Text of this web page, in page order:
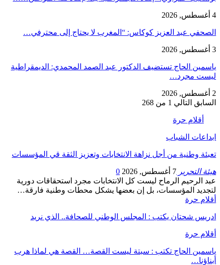
4 أغسطس, 2026
الصحفي عبد العزيز كوكاس: “المغرب لا يحتاج إلى محترفي…
3 أغسطس, 2026
ياسمين الحاج تستضيف الدكتور عبد الصمد المحمدي: الديمقراطية
ليست مجرد…
2 أغسطس, 2026
السابق التالي 1 من 268
أقلام حرة
ابداعات الشباب
تعبئة وطنية من أجل نزاهة الانتخابات وتعزيز الثقة قي المؤسسات
هيئة التحرير 7 أغسطس, 2026
0
عبد الرحيم الرماح ليست كل الانتخابات مجرد استحقاقات دورية
لتجديد المؤسسات، بل إن بعضها يشكل محطات وطنية فارقة…
أقلام حرة
ادريس شحتان يكتب : المجلس الوطني للصحافة.. الذي نريد
أقلام حرة
ياسمين الحاج تكتب : سبتة ليست القصة… القصة هي لماذا هرب
أبناؤنا…